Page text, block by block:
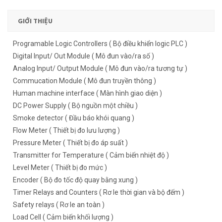
GIỚI THIỆU
Programable Logic Controllers ( Bộ điều khiển logic PLC )
Digital Input/ Out Module ( Mô đun vào/ra số )
Analog Input/ Output Module ( Mô đun vào/ra tương tự )
Commucation Module ( Mô đun truyền thông )
Human machine interface ( Màn hình giao diện )
DC Power Supply ( Bộ nguồn một chiều )
Smoke detector ( Đầu báo khói quang )
Flow Meter ( Thiết bị đo lưu lượng )
Pressure Meter ( Thiết bị đo áp suất )
Transmitter for Temperature ( Cảm biến nhiệt độ )
Level Meter ( Thiết bị đo mức )
Encoder ( Bộ đo tốc độ quay bằng xung )
Timer Relays and Counters ( Rơ le thời gian và bộ đếm )
Safety relays ( Rơ le an toàn )
Load Cell ( Cảm biến khối lượng )